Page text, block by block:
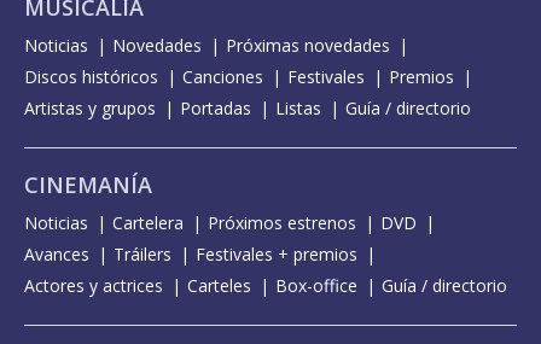
MUSICALIA
Noticias Novedades
Próximas novedades
Discos históricos
Canciones Festivales
Premios
Artistas y grupos
Portadas Listas Guía / directorio
CINEMANÍA
Noticias Cartelera Próximos estrenos
DVD
Avances
Tráilers
Festivales + premios
Actores y actrices
Carteles Box-office Guía / directorio